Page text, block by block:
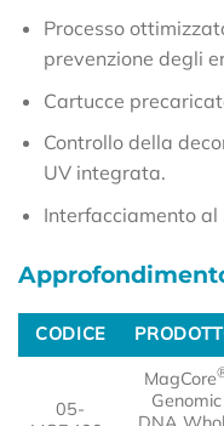
Processo
prevenzione degli
Cartucce
Controllo della
UV integrata.
Interfacciamento
CODICE
CODICE
05-
MagCore
Genomic